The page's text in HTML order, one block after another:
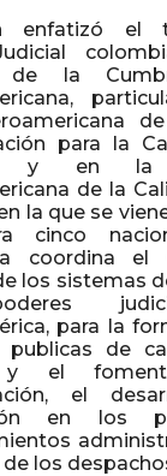
enfatizó el
de la
para la
y en la
de la
la que se
cinco
coordina el
los sistemas
para la
publicas de
y el
el
en los
los